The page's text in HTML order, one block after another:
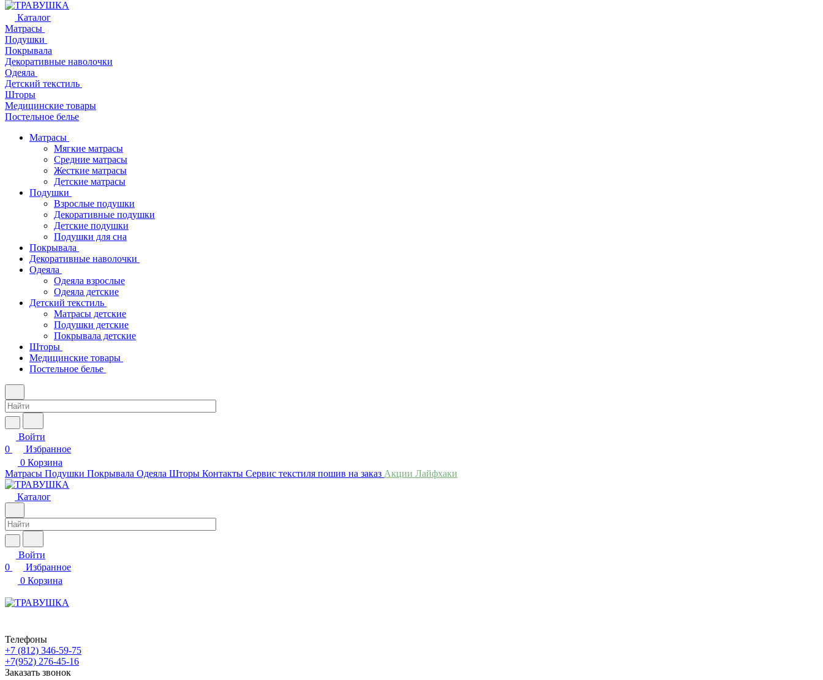
Каталог
Матрасы
Подушки
Покрывала
Декоративные наволочки
Одеяла
Детский текстиль
Шторы
Медицинские товары
Постельное белье
Матрасы
Мягкие матрасы
Средние матрасы
Жесткие матрасы
Детские матрасы
Подушки
Взрослые подушки
Декоративные подушки
Детские подушки
Подушки для сна
Покрывала
Декоративные наволочки
Одеяла
Одеяла взрослые
Одеяла детские
Детский текстиль
Матрасы детские
Подушки детские
Покрывала детские
Шторы
Медицинские товары
Постельное белье
Войти
0
Избранное
0 Корзина
Матрасы Подушки Покрывала Одеяла Шторы Контакты Сервис текстиля пошив на заказ Акции Лайфхаки
Каталог
Войти
0
Избранное
0 Корзина
Телефоны
+7 (812) 346-59-75
+7(952) 276-45-16
Заказать звонок